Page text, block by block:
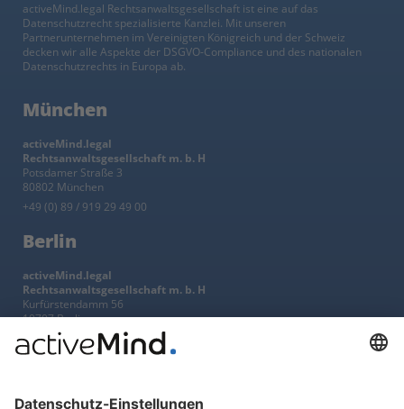
activeMind.legal Rechtsanwaltsgesellschaft ist eine auf das
Datenschutzrecht spezialisierte Kanzlei. Mit unseren
Partnerunternehmen im Vereinigten Königreich und der Schweiz
decken wir alle Aspekte der DSGVO-Compliance und des nationalen
Datenschutzrechts in Europa ab.
München
activeMind.legal
Rechtsanwaltsgesellschaft m. b. H
Potsdamer Straße 3
80802 München
+49 (0) 89 / 919 29 49 00
Berlin
activeMind.legal
Rechtsanwaltsgesellschaft m. b. H
Kurfürstendamm 56
10707 Berlin
+49 (0) 30 / 770 19 10 70
Services